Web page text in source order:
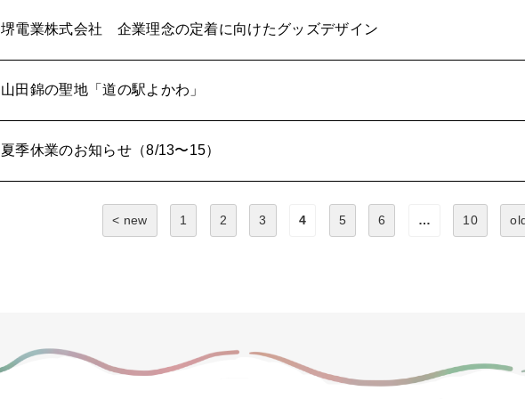
堺電業株式会社 企業理念の定着に向けたグッズデザイン
山田錦の聖地「道の駅よかわ」
夏季休業のお知らせ（8/13〜15）
< new 1 2 3 4 5 6 … 10